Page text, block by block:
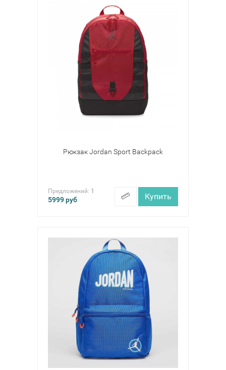
Рюкзак Jordan Sport Backpack
Предложений: 1
5999руб Купить